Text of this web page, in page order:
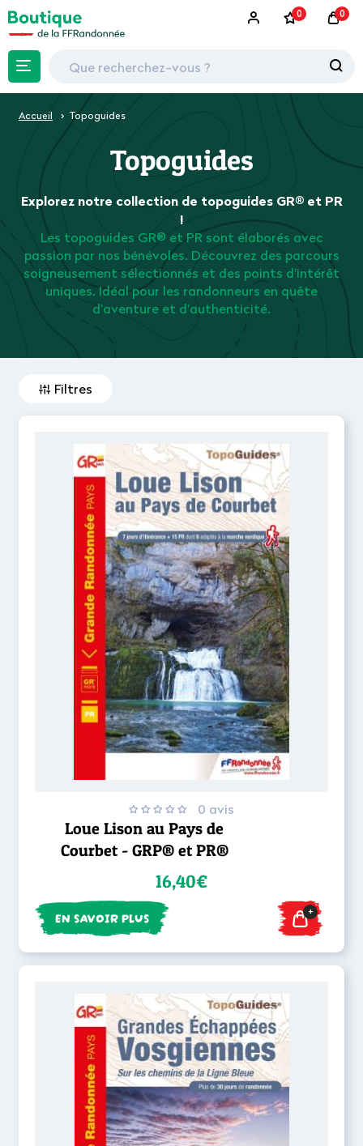
0 0
Accueil Topoguides
Topoguides
Explorez notre collection de topoguides GR® et PR
!
Les topoguides GR® et PR sont élaborés avec
passion par nos bénévoles. Découvrez des parcours
soigneusement sélectionnés et des points d'intérêt
uniques. Idéal pour les randonneurs en quête
d'aventure et d'authenticité.
Filtres
0 avis
Loue Lison au Pays de
Courbet - GRP® et PR®
16,40€
EN SAVOIR PLUS +